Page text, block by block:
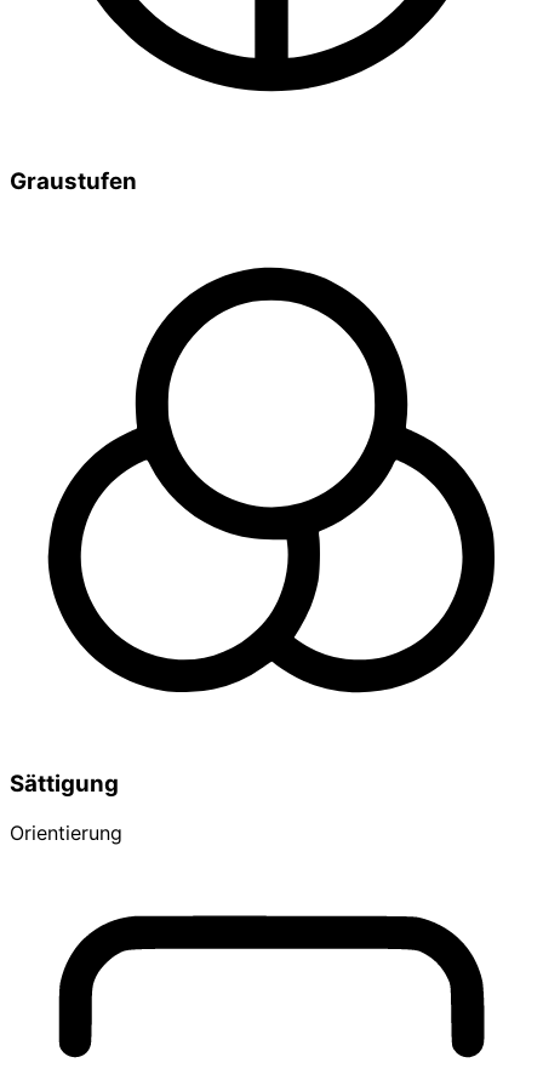
Graustufen
Sättigung
Orientierung